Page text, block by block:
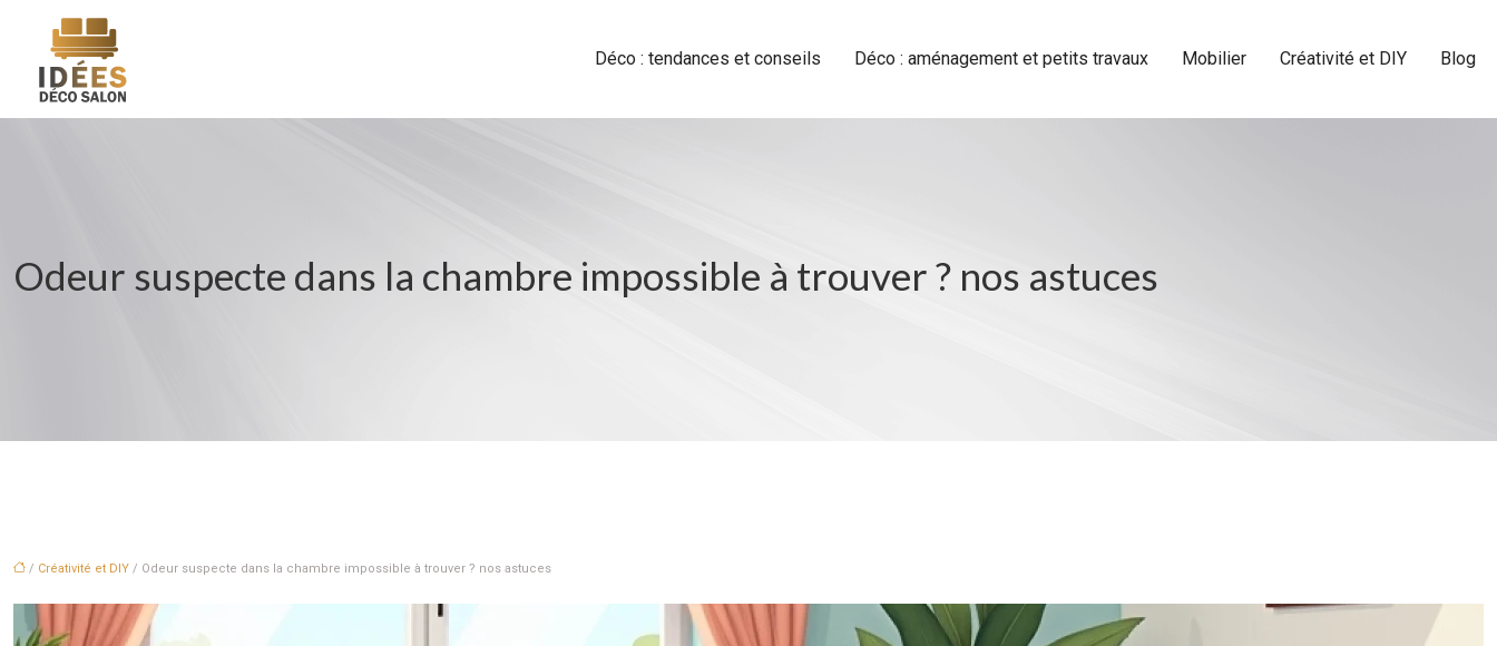
Déco : tendances et conseils Déco : aménagement et petits travaux Mobilier Créativité et DIY Blog
Odeur suspecte dans la chambre impossible à trouver ? nos astuces
/ Créativité et DIY / Odeur suspecte dans la chambre impossible à trouver ? nos astuces